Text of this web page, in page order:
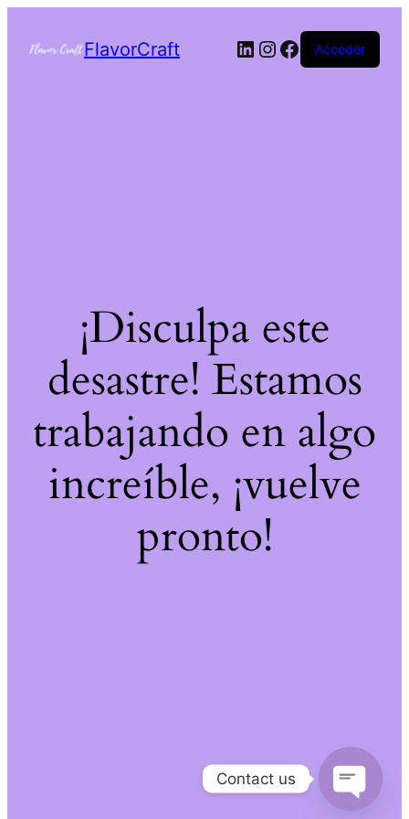
FlavorCraft Acceder
¡Disculpa este
desastre! Estamos
trabajando en algo
increíble, ¡vuelve
pronto!
Contact us